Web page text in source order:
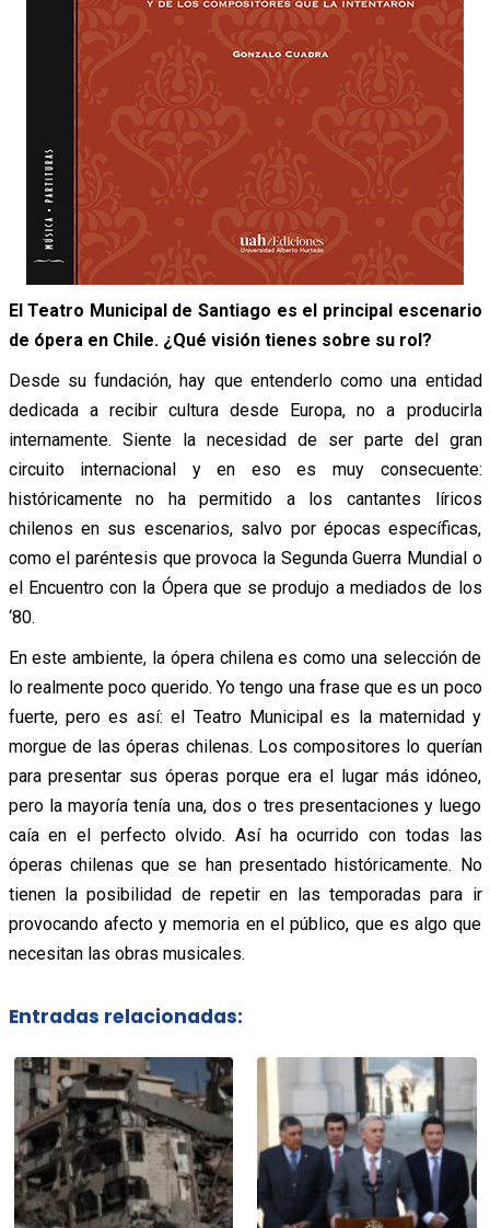
El Teatro Municipal de Santiago es el principal escenario
de ópera en Chile. ¿Qué visión tienes sobre su rol?
Desde su fundación, hay que entenderlo como una entidad
dedicada a recibir cultura desde Europa, no a producirla
internamente. Siente la necesidad de ser parte del gran
circuito internacional y en eso es muy consecuente:
históricamente no ha permitido a los cantantes líricos
chilenos en sus escenarios, salvo por épocas específicas,
como el paréntesis que provoca la Segunda Guerra Mundial o
el Encuentro con la Ópera que se produjo a mediados de los
‘80.
En este ambiente, la ópera chilena es como una selección de
lo realmente poco querido. Yo tengo una frase que es un poco
fuerte, pero es así: el Teatro Municipal es la maternidad y
morgue de las óperas chilenas. Los compositores lo querían
para presentar sus óperas porque era el lugar más idóneo,
pero la mayoría tenía una, dos o tres presentaciones y luego
caía en el perfecto olvido. Así ha ocurrido con todas las
óperas chilenas que se han presentado históricamente. No
tienen la posibilidad de repetir en las temporadas para ir
provocando afecto y memoria en el público, que es algo que
necesitan las obras musicales.
Entradas relacionadas: